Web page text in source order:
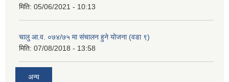
मिति: 05/06/2021 - 10:13
चालु आ.व. ०७४/७५ मा संचालन हुने योजना (वडा ९)
मिति: 07/08/2018 - 13:58
अन्य